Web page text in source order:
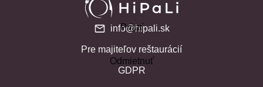
Prijať
Odmietnuť
info@hipali.sk
Pre majiteľov reštaurácií
GDPR